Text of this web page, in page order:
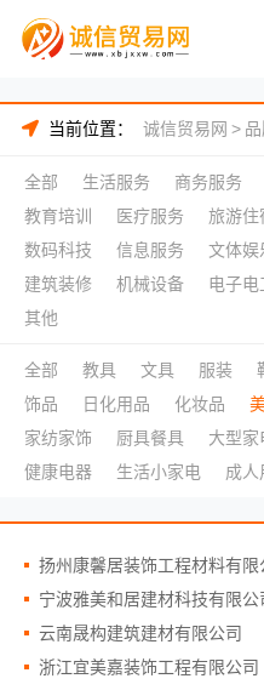
当前位置： 诚信贸易网 >
全部 生活服务 商务服务
教育培训
医疗服务 旅游住
数码科技
信息服务 文体娱
建筑装修
机械设备 电子电
其他
全部 教具 文具 服装
饰品
日化用品 化妆品
家纺家饰
厨具餐具 大型家
健康电器
生活小家电 成人
扬州康馨居装饰工程材料有限
宁波雅美和居建材科技有限公
云南晟构建筑建材有限公司
浙江宜美嘉装饰工程有限公司